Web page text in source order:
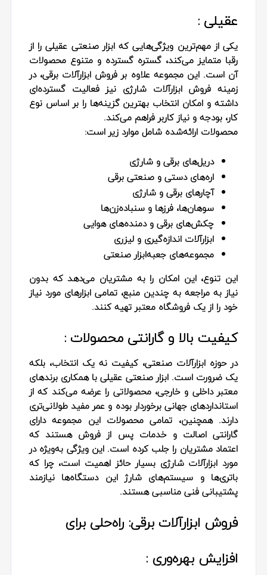
عقیلی :
یکی از مهم‌ترین ویژگی‌هایی که ابزار صنعتی عقیلی را از
رقبا متمایز می‌کند، گستره گسترده و متنوع محصولات
آن است. این مجموعه علاوه بر فروش ابزارآلات برقی، در
زمینه فروش ابزارآلات شارژی نیز فعالیت گسترده‌ای
داشته و امکان انتخاب بهترین گزینه‌ها را بر اساس نوع
کار، بودجه و نیاز کاربر فراهم می‌کند.
محصولات ارائه‌شده شامل موارد زیر است:
دریل‌های برقی و شارژی
اره‌های دستی و صنعتی برقی
آچارهای برقی و شارژی
سوهان‌ها، فرزها و سنباده‌زن‌ها
چکش‌های برقی و دمنده‌های هوایی
ابزارآلات اندازه‌گیری و لیزری
مجموعه‌های جعبه‌ابزار صنعتی
این تنوع، این امکان را به مشتریان می‌دهد که بدون
نیاز به مراجعه به چندین منبع، تمامی ابزارهای مورد نیاز
خود را از یک فروشگاه معتبر تهیه کنند.
کیفیت بالا و گارانتی محصولات :
در حوزه ابزارآلات صنعتی، کیفیت نه یک انتخاب، بلکه
یک ضرورت است. ابزار صنعتی عقیلی با همکاری برندهای
معتبر داخلی و خارجی، محصولاتی را عرضه می‌کند که از
استانداردهای جهانی برخوردار بوده و عمر مفید طولانی‌تری
دارند. همچنین، تمامی محصولات این مجموعه دارای
گارانتی اصالت و خدمات پس از فروش هستند که
اعتماد مشتریان را جلب کرده است. این ویژگی به‌ویژه در
مورد ابزارآلات شارژی بسیار حائز اهمیت است، چرا که
باتری‌ها و سیستم‌های شارژ این دستگاه‌ها نیازمند
پشتیبانی فنی مناسبی هستند.
فروش ابزارآلات برقی: راه‌حلی برای
افزایش بهره‌وری :